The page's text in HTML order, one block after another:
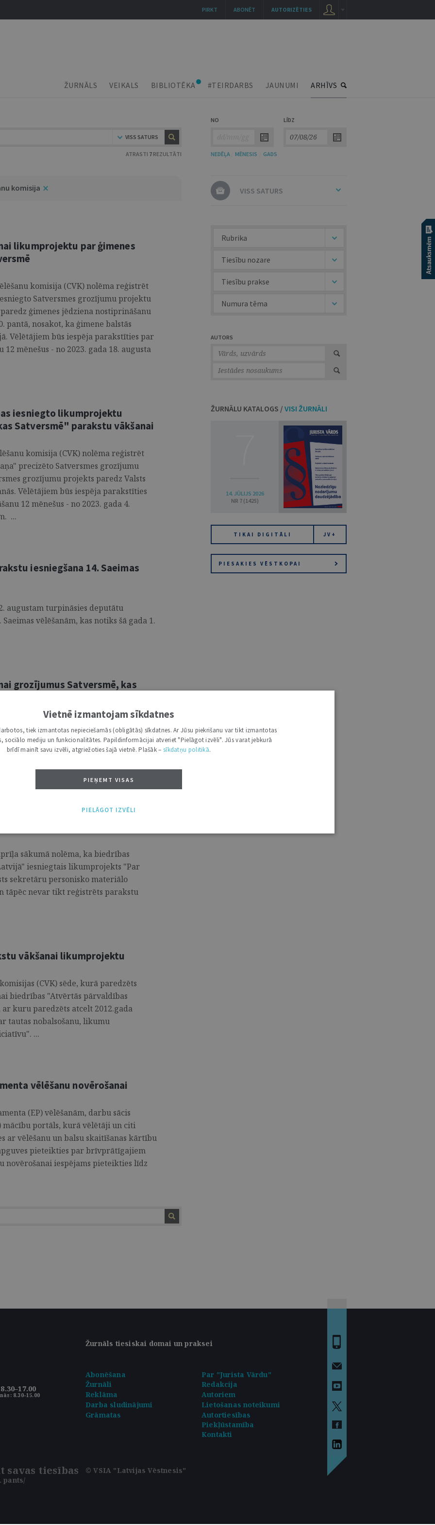
ŽURNĀLS VEIKALS BIBLIOTĒKA #TEIRDARBS JAUNUMI ARHĪVS
VISS SATURS
ATRASTI 7 REZULTĀTI
NO LĪDZ
NEDĒĻA MĒNESIS GADS
komisija
likumprojektu par ģimenes
komisija (CVK) nolēma reģistrēt
Satversmes grozījumu projektu
ģimenes jēdziena nostiprināšanu
pantā, nosakot, ka ģimene balstās
Vēlētājiem būs iespēja parakstīties par
mēnešus - no 2023. gada 18. augusta
iesniegto likumprojektu
Satversmē" parakstu vākšanai
komisija (CVK) nolēma reģistrēt
precizēto Satversmes grozījumu
grozījumu projekts paredz Valsts
Vēlētājiem būs iespēja parakstīties
12 mēnešus - no 2023. gada 4.
...
iesniegšana 14. Saeimas
augustam turpināsies deputātu
vēlēšanām, kas notiks šā gada 1.
grozījumus Satversmē, kas
parakstu skaitu likumu un
24. janvārī, reģistrēja parakstu
"Brīvību tautai" - iesniegto
Satversmē". ...
likumprojektu par valsts
sākumā nolēma, ka biedrības
iesniegtais likumprojekts "Par
sekretāru personisko materiālo
tāpēc nevar tikt reģistrēts parakstu
vākšanai likumprojektu
(CVK) sēde, kurā paredzēts
biedrības "Atvērtās pārvaldības
kuru paredzēts atcelt 2012.gada
tautas nobalsošanu, likumu
...
vēlēšanu novērošanai
(EP) vēlēšanām, darbu sācis
mācību portāls, kurā vēlētāji un citi
ar vēlēšanu un balsu skaitīšanas kārtību
pieteikties par brīvprātīgajiem
novērošanai iespējams pieteikties līdz
VISS SATURS
Rubrika
Tiesību nozare
Tiesību prakse
Numura tēma
AUTORS
ŽURNĀLU KATALOGS / VISI ŽURNĀLI
14. JŪLIJS 2026
NR 7 (1425)
TIKAI DIGITĀLI JV+
PIESAKIES VĒSTKOPAI
Žurnāls tiesiskai domai un praksei
8.30–15.00
Abonēšana
Par "Jurista Vārdu"
Žurnāli
Redakcija
Reklāma
Autoriem
Darba sludinājumi
Lietošanas noteikumi
Grāmatas
Autortiesības
Piekļūstamība
Kontakti
tiesības
pants/
© VSIA "Latvijas Vēstnesis"
AUTORIZĒTIES
ABONĒT
PIRKT
Vietnē izmantojam sīkdatnes
tiek izmantotas nepieciešamās (obligātās) sīkdatnes. Ar Jūsu piekrišanu var tikt izmantotas
sociālo mediju un funkcionalitātes. Papildinformācijai atveriet "Pielāgot izvēli". Jūs varat jebkurā
brīdī mainīt savu izvēli, atgriežoties šajā vietnē. Plašāk – sīkdatņu politikā.
PIEŅEMT VISAS
PIELĀGOT IZVĒLI